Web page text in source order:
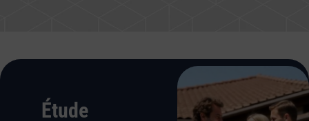
Étude